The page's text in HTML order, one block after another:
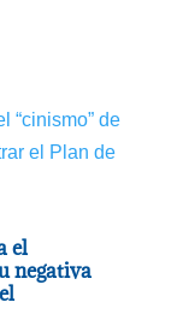
el
negativa